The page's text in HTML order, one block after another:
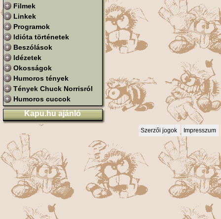
Filmek
Linkek
Programok
Idióta történetek
Beszólások
Idézetek
Okosságok
Humoros tények
Tények Chuck Norrisról
Humoros cuccok
Kapu.hu ajánló
Szerzői jogok Impresszum